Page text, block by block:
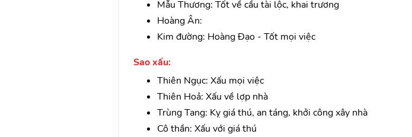
Mẫu Thương: Tốt về cầu tài lộc, khai trương
Hoàng Ân:
Kim đường: Hoàng Đạo - Tốt mọi việc
Sao xấu:
Thiên Ngục: Xấu mọi việc
Thiên Hoả: Xấu về lợp nhà
Trùng Tang: Kỵ giá thú, an táng, khởi công xây nhà
Cô thần: Xấu với giá thú